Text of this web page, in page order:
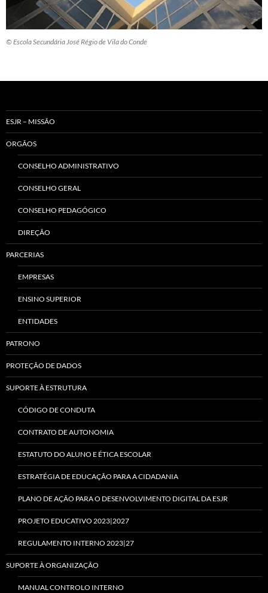
© Escola Secundária José Régio de Vila do Conde
ESJR – MISSÃO
ORGÃOS
CONSELHO ADMINISTRATIVO
CONSELHO GERAL
CONSELHO PEDAGÓGICO
DIREÇÃO
PARCERIAS
EMPRESAS
ENSINO SUPERIOR
ENTIDADES
PATRONO
PROTEÇÃO DE DADOS
SUPORTE À ESTRUTURA
CÓDIGO DE CONDUTA
CONTRATO DE AUTONOMIA
ESTATUTO DO ALUNO E ÉTICA ESCOLAR
ESTRATÉGIA DE EDUCAÇÃO PARA A CIDADANIA
PLANO DE AÇÃO PARA O DESENVOLVIMENTO DIGITAL DA ESJR
PROJETO EDUCATIVO 2023|2027
REGULAMENTO INTERNO 2023|27
SUPORTE À ORGANIZAÇÃO
MANUAL CONTROLO INTERNO